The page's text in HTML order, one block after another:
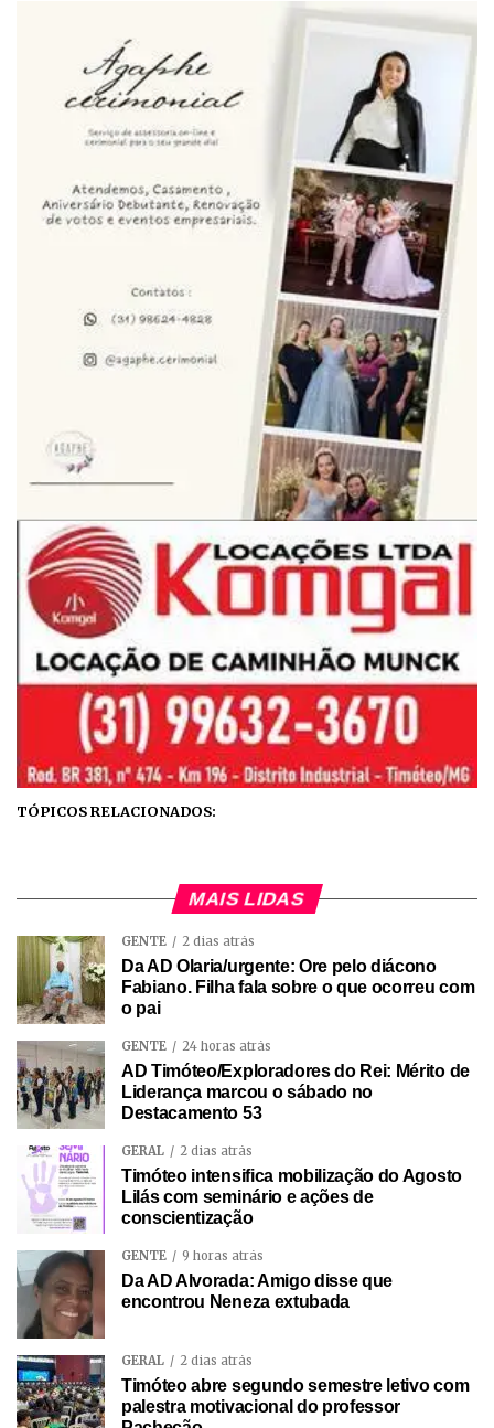
TÓPICOS RELACIONADOS:
MAIS LIDAS
GENTE 2 dias atrás
Da AD Olaria/urgente: Ore pelo diácono
Fabiano. Filha fala sobre o que ocorreu com
o pai
GENTE 24 horas atrás
AD Timóteo/Exploradores do Rei: Mérito de
Liderança marcou o sábado no
Destacamento 53
GERAL 2 dias atrás
Timóteo intensifica mobilização do Agosto
Lilás com seminário e ações de
conscientização
GENTE 9 horas atrás
Da AD Alvorada: Amigo disse que
encontrou Neneza extubada
GERAL 2 dias atrás
Timóteo abre segundo semestre letivo com
palestra motivacional do professor